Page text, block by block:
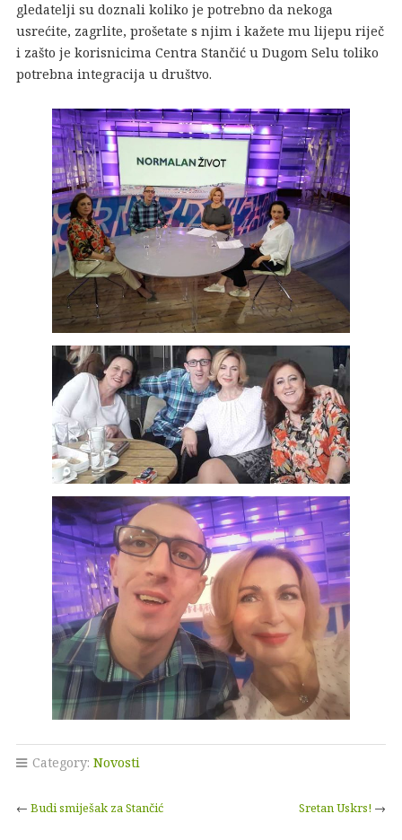
gledatelji su doznali koliko je potrebno da nekoga
usrećite, zagrlite, prošetate s njim i kažete mu lijepu riječ
i zašto je korisnicima Centra Stančić u Dugom Selu toliko
potrebna integracija u društvo.
Category: Novosti
← Budi smiješak za Stančić Sretan Uskrs! →